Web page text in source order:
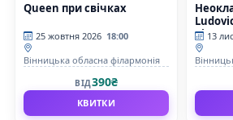
Queen при свічках
25 жовтня 2026 18:00
Вінницька обласна філармонія
ВІД390₴
КВИТКИ
13